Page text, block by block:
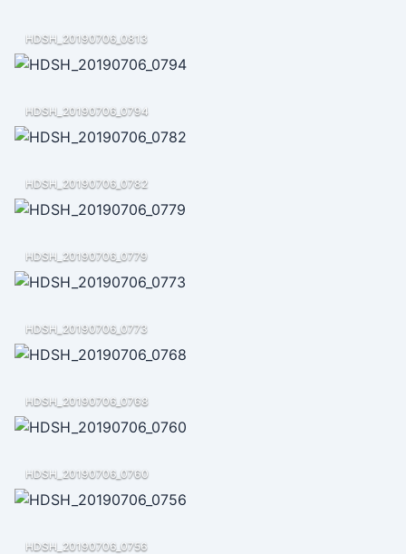
HDSH_20190706_0813
HDSH_20190706_0794
HDSH_20190706_0782
HDSH_20190706_0779
HDSH_20190706_0773
HDSH_20190706_0768
HDSH_20190706_0760
HDSH_20190706_0756